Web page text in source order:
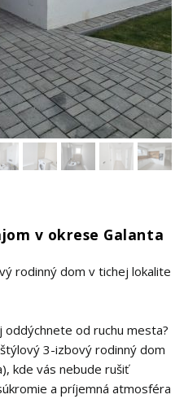
v okrese Galanta
rodinný dom v tichej lokalite
od ruchu mesta?
3-izbový rodinný dom
kde vás nebude rušiť
a príjemná atmosféra